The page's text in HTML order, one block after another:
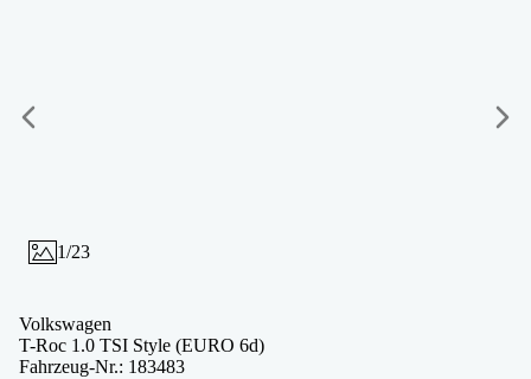
1/23
Volkswagen
T-Roc 1.0 TSI Style (EURO 6d)
Fahrzeug-Nr.: 183483